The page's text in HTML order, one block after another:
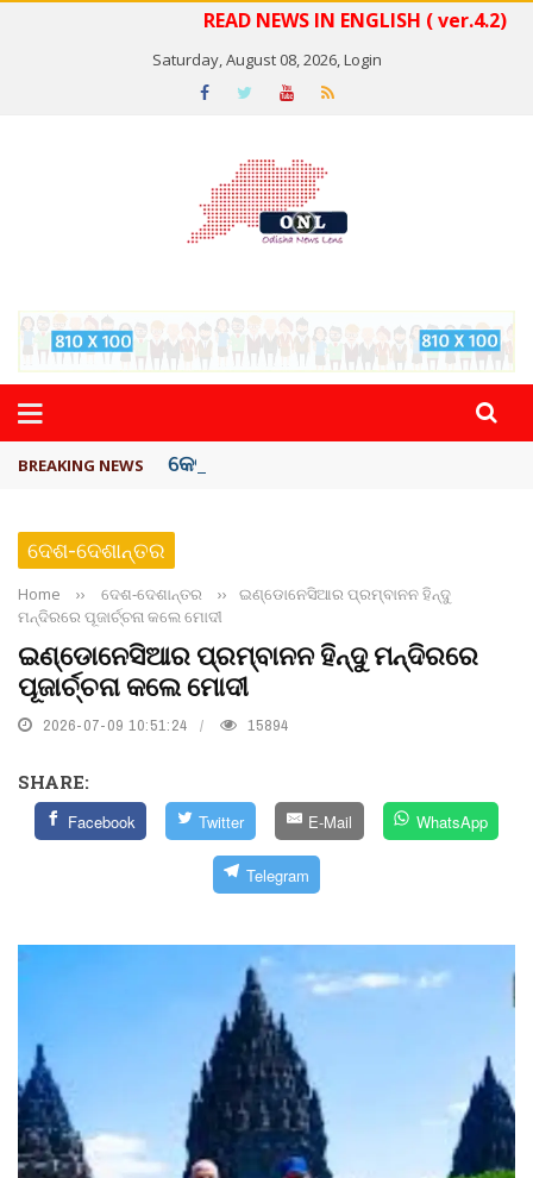
READ NEWS IN ENGLISH ( ver.4.2)
Saturday, August 08, 2026,Login
BREAKING NEWS କେରଳରେ ‘ରାଟ୍ ଫିଭର୍’ ଆତଙ୍କ, ୫୮ ମୃତ
ଦେଶ-ଦେଶାନ୍ତର
Home ›› ଦେଶ-ଦେଶାନ୍ତର ››
ଇଣ୍ଡୋନେସିଆର ପ୍ରମ୍ବାନନ ହିନ୍ଦୁ
ମନ୍ଦିରରେ ପୂଜାର୍ଚ୍ଚନା କଲେ ମୋଦୀ
ଇଣ୍ଡୋନେସିଆର ପ୍ରମ୍ବାନନ ହିନ୍ଦୁ ମନ୍ଦିରରେ
ପୂଜାର୍ଚ୍ଚନା କଲେ ମୋଦୀ
2026-07-09 10:51:24 15894
SHARE:
Facebook Twitter E-Mail WhatsApp
Telegram